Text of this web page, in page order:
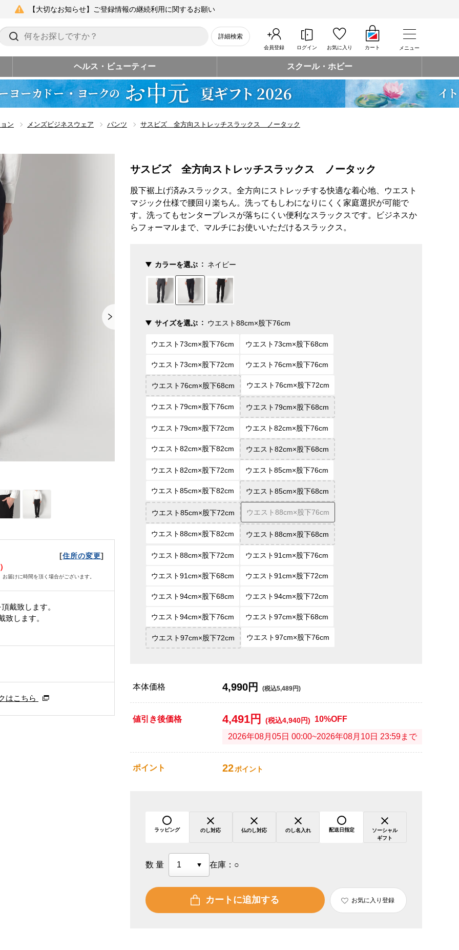
【大切なお知らせ】ご登録情報の継続利用に関するお願い
詳細検索
会員登録 ログイン お気に入り カート メニュー
ヘルス・ビューティー スクール・ホビー
ン メンズビジネスウェア パンツ サスビズ 全方向ストレッチスラックス ノータック
[住所の変更]
届けに時間を頂く場合がございます。
戴致します。
致します。
はこちら
サスビズ 全方向ストレッチスラックス ノータック
股下裾上げ済みスラックス。全方向にストレッチする快適な着心地、ウエスト
マジック仕様で腰回り楽ちん。洗ってもしわになりにくく家庭選択が可能で
す。洗ってもセンタープレスが落ちにくい便利なスラックスです。ビジネスか
らフォーマルまで、マルチにお使いいただけるスラックス。
カラーを選ぶ ネイビー
サイズを選ぶ ウエスト88cm×股下76cm
ウエスト73cm×股下76cm ウエスト73cm×股下68cm
ウエスト73cm×股下72cm ウエスト76cm×股下76cm
ウエスト76cm×股下68cm ウエスト76cm×股下72cm
ウエスト79cm×股下76cm ウエスト79cm×股下68cm
ウエスト79cm×股下72cm ウエスト82cm×股下76cm
ウエスト82cm×股下82cm ウエスト82cm×股下68cm
ウエスト82cm×股下72cm ウエスト85cm×股下76cm
ウエスト85cm×股下82cm ウエスト85cm×股下68cm
ウエスト85cm×股下72cm ウエスト88cm×股下76cm
ウエスト88cm×股下82cm ウエスト88cm×股下68cm
ウエスト88cm×股下72cm ウエスト91cm×股下76cm
ウエスト91cm×股下68cm ウエスト91cm×股下72cm
ウエスト94cm×股下68cm ウエスト94cm×股下72cm
ウエスト94cm×股下76cm ウエスト97cm×股下68cm
ウエスト97cm×股下72cm ウエスト97cm×股下76cm
本体価格 4,990円 (税込5,489円)
値引き後価格 4,491円 (税込4,940円) 10%OFF
2026年08月05日 00:00~2026年08月10日 23:59まで
ポイント 22ポイント
ラッピング のし対応 仏のし対応 のし名入れ 配送日指定
ソーシャル
ギフト
数量 在庫： ○
カートに追加する お気に入り登録